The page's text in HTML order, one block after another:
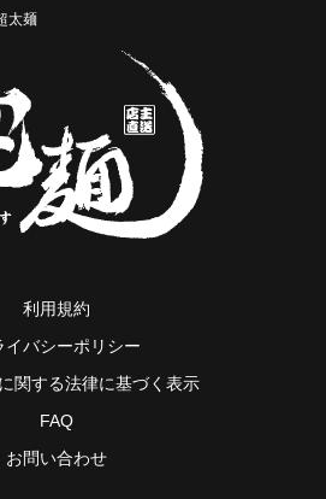
太麺
利用規約
イバシーポリシー
関する法律に基づく表示
FAQ
お問い合わせ